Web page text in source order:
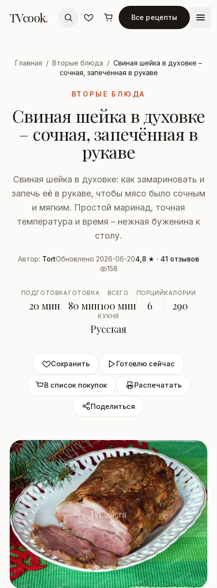
TVcook. Все рецепты
Главная / Вторые блюда / Свиная шейка в духовке –
сочная, запечённая в рукаве
ВТОРЫЕ БЛЮДА
Свиная шейка в духовке
– сочная, запечённая в
рукаве
Свиная шейка в духовке: как замариновать и
запечь её в рукаве, чтобы мясо было сочным
и мягким. Простой маринад, точная
температура и время – нежная буженина к
столу.
Автор: TortОбновлено 2026-06-204,8 ★ · 41 отзывов
158
ПОДГОТОВКА
20 мин
ГОТОВКА
80 мин
ВСЕГО
100 мин
ПОРЦИЙ
6
КАЛОРИИ
290
КУХНЯ
Русская
Сохранить Готовлю сейчас
В список покупок Распечатать
Поделиться